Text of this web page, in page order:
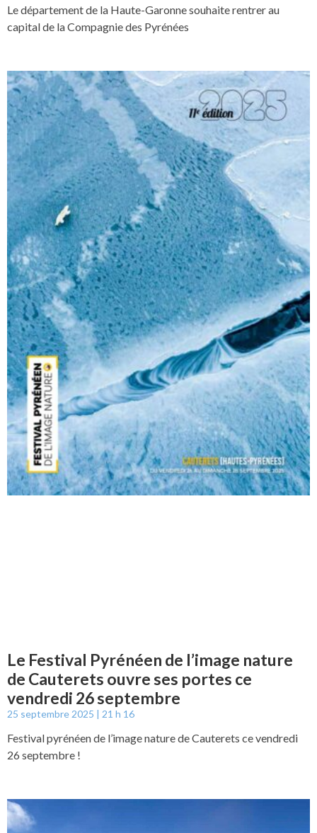
Le département de la Haute-Garonne souhaite rentrer au
capital de la Compagnie des Pyrénées
Le Festival Pyrénéen de l’image nature
de Cauterets ouvre ses portes ce
vendredi 26 septembre
25 septembre 2025 21 h 16
Festival pyrénéen de l’image nature de Cauterets ce vendredi
26 septembre !